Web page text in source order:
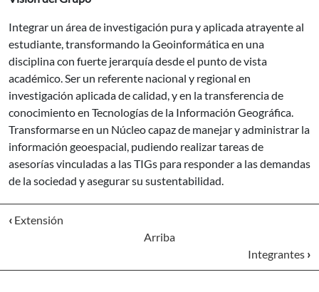
Integrar un área de investigación pura y aplicada atrayente al
estudiante, transformando la Geoinformática en una
disciplina con fuerte jerarquía desde el punto de vista
académico. Ser un referente nacional y regional en
investigación aplicada de calidad, y en la transferencia de
conocimiento en Tecnologías de la Información Geográfica.
Transformarse en un Núcleo capaz de manejar y administrar la
información geoespacial, pudiendo realizar tareas de
asesorías vinculadas a las TIGs para responder a las demandas
de la sociedad y asegurar su sustentabilidad.
‹ Extensión
Arriba
Integrantes ›